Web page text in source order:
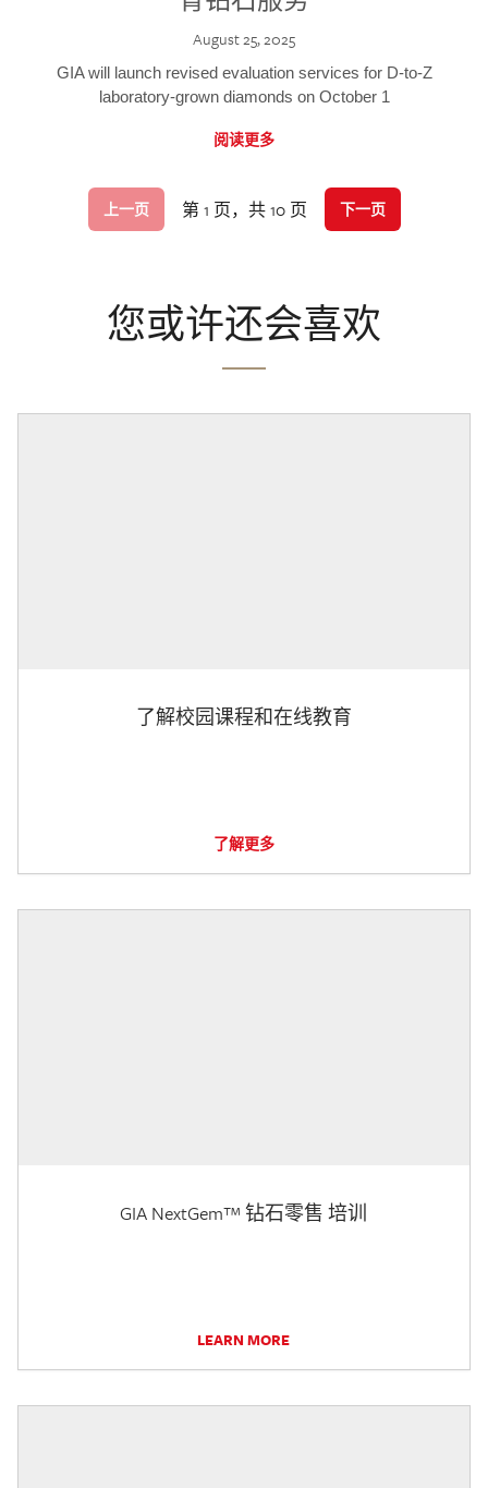
August 25, 2025
GIA will launch revised evaluation services for D-to-Z
laboratory-grown diamonds on October 1
阅读更多
上一页 第 1 页，共 10 页 下一页
您或许还会喜欢
了解校园课程和在线教育
了解更多
GIA NextGem™ 钻石零售 培训
LEARN MORE